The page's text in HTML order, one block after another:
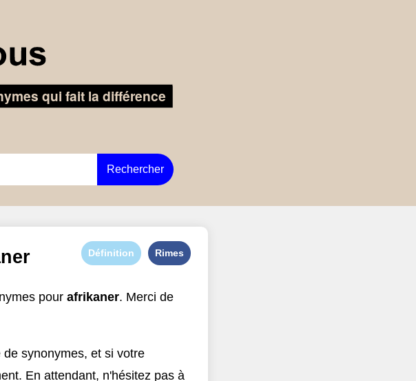
Rechercher
Définition Rimes
pour afrikaner. Merci de
synonymes, et si votre
En attendant, n'hésitez pas à